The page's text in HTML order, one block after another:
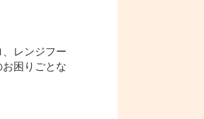
レンジフー
困りごとな